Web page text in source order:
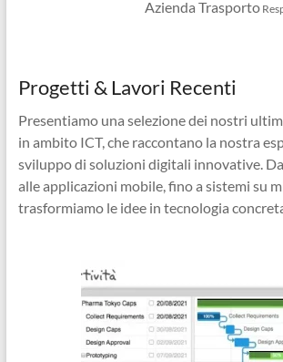
Azienda Trasporto
Progetti & Lavori Recenti
Presentiamo una selezione dei nostri
in ambito ICT, che raccontano la nostra
sviluppo di soluzioni digitali innovative.
alle applicazioni mobile, fino a sistemi su
trasformiamo le idee in tecnologia